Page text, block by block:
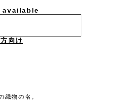
向け
織物の名。